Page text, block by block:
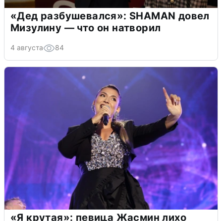
«Дед разбушевался»: SHAMAN довел
Мизулину — что он натворил
4 августа 84
«Я крутая»: певица Жасмин лихо